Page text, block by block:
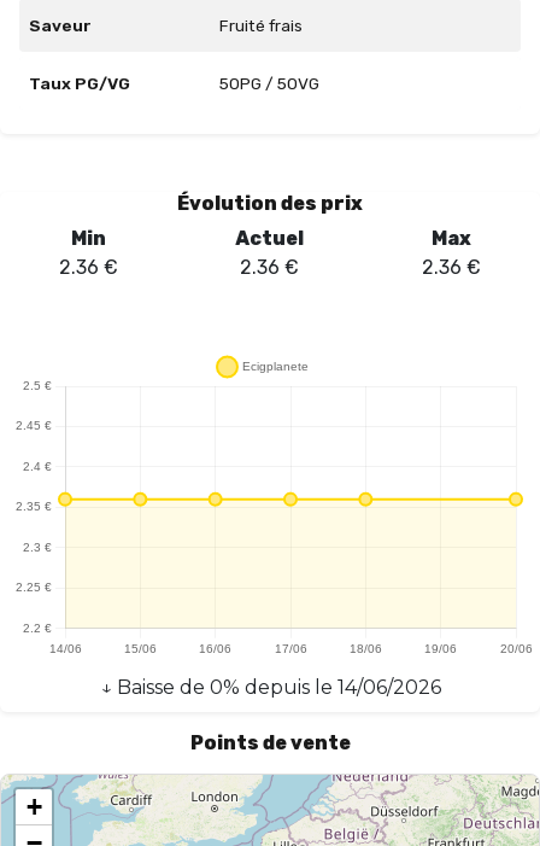
Saveur Fruité frais
Taux PG/VG 50PG / 50VG
Évolution des prix
Min
2.36 €
Actuel
2.36 €
Max
2.36 €
↓ Baisse de 0% depuis le 14/06/2026
Points de vente
+